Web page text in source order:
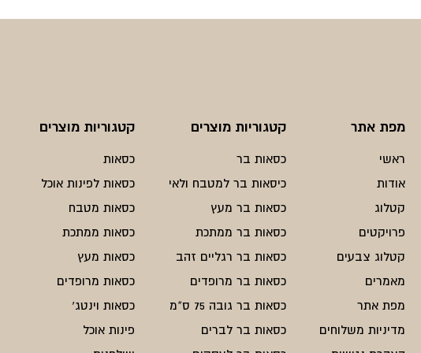
₪650.
₪488.
₪850.
₪638.
מפת אתר
ראשי
אודות
קטלוג
פרויקטים
קטלוג צבעים
מאמרים
מפת אתר
מדיניות משלוחים
קטגוריות מוצרים
כסאות בר
כיסאות בר למטבח ולאי
כסאות בר מעץ
כסאות בר ממתכת
כסאות בר רגליים זהב
כסאות בר מרופדים
כסאות בר גובה 75 ס"מ
כסאות בר לברים
קטגוריות מוצרים
כסאות
כסאות לפינות אוכל
כסאות מטבח
כסאות ממתכת
כסאות מעץ
כסאות מרופדים
כסאות וינטג'
פינות אוכל